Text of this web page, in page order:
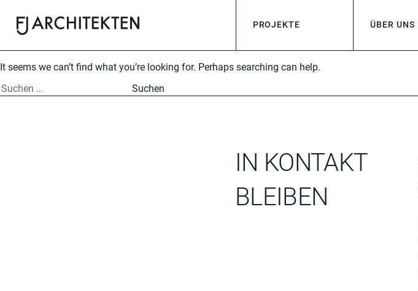
FJ-Architekten
für ihr besonderes Projekt.
PROJEKTE ÜBER UNS
It seems we can’t find what you’re looking for. Perhaps searching can help.
IN KONTAKT
BLEIBEN